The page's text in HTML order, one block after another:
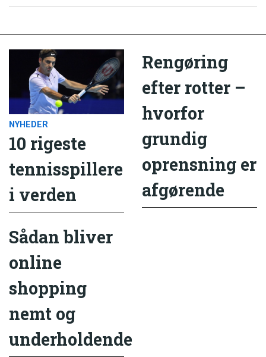
NYHEDER
10 rigeste
tennisspillere
i verden
Rengøring
efter rotter –
hvorfor
grundig
oprensning er
afgørende
Sådan bliver
online
shopping
nemt og
underholdende